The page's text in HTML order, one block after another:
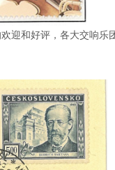
迎和好评，各大交响乐